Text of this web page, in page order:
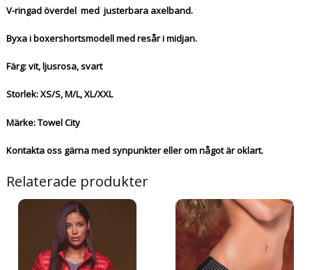
V-ringad överdel med justerbara axelband.
Byxa i boxershortsmodell med resår i midjan.
Färg: vit, ljusrosa, svart
Storlek: XS/S, M/L, XL/XXL
Märke: Towel City
Kontakta oss gärna med synpunkter eller om något är oklart.
Relaterade produkter